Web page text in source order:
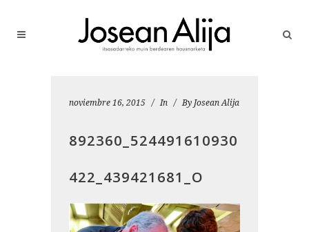
noviembre 16, 2015 In By Josean Alija
892360_524491610930
422_439421681_O